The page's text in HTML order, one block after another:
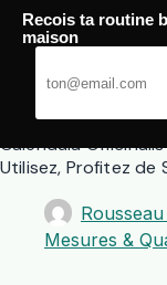
Passer
contenu
Calendula
Utilisez, Profitez de
Mesures &
Recois ta routine
maison